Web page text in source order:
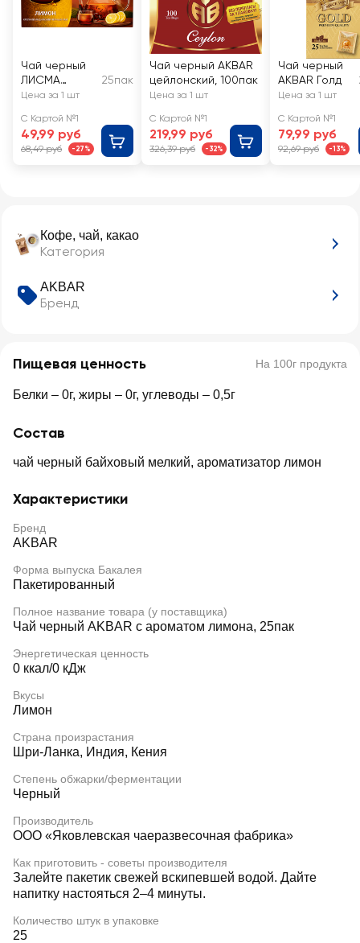
Кофе, чай, какао
Категория
AKBAR
Бренд
Пищевая ценность На 100г продукта
Белки – 0г, жиры – 0г, углеводы – 0,5г
Состав
чай черный байховый мелкий, ароматизатор лимон
Характеристики
Бренд
AKBAR
Форма выпуска Бакалея
Пакетированный
Полное название товара (у поставщика)
Чай черный AKBAR с ароматом лимона, 25пак
Энергетическая ценность
0 ккал/0 кДж
Вкусы
Лимон
Страна произрастания
Шри-Ланка, Индия, Кения
Степень обжарки/ферментации
Черный
Производитель
ООО «Яковлевская чаеразвесочная фабрика»
Как приготовить - советы производителя
Залейте пакетик свежей вскипевшей водой. Дайте
напитку настояться 2–4 минуты.
Количество штук в упаковке
25
Чай черный
ЛИСМА
Крепкий
25пак
Цена за 1 шт
С Картой №1
49,99 руб
68,49 руб -27%
Чай черный AKBAR
цейлонский, 100пак
Цена за 1 шт
С Картой №1
219,99 руб
326,39 руб -32%
Чай черный
AKBAR Голд
Цена за 1 шт
С Картой №1
79,99 руб
92,69 руб -13%